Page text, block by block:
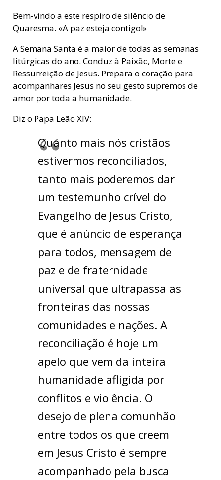
Bem-vindo a este respiro de silêncio de
Quaresma. «A paz esteja contigo!»
A Semana Santa é a maior de todas as semanas
litúrgicas do ano. Conduz à Paixão, Morte e
Ressurreição de Jesus. Prepara o coração para
acompanhares Jesus no seu gesto supremos de
amor por toda a humanidade.
Diz o Papa Leão XIV:
Quanto mais nós cristãos
estivermos reconciliados,
tanto mais poderemos dar
um testemunho crível do
Evangelho de Jesus Cristo,
que é anúncio de esperança
para todos, mensagem de
paz e de fraternidade
universal que ultrapassa as
fronteiras das nossas
comunidades e nações. A
reconciliação é hoje um
apelo que vem da inteira
humanidade afligida por
conflitos e violência. O
desejo de plena comunhão
entre todos os que creem
em Jesus Cristo é sempre
acompanhado pela busca